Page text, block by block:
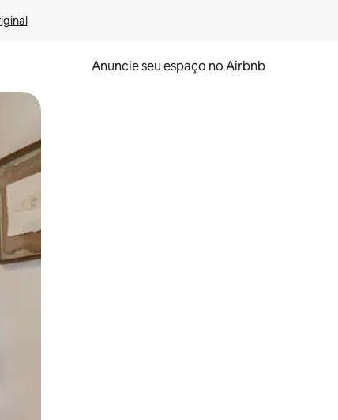
Anuncie seu espaço no Airbnb
o dedo na tela.